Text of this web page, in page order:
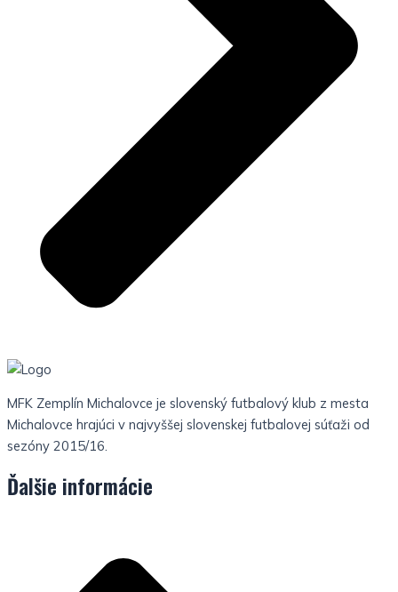
MFK Zemplín Michalovce je slovenský futbalový klub z mesta
Michalovce hrajúci v najvyššej slovenskej futbalovej súťaži od
sezóny 2015/16.
Ďalšie informácie